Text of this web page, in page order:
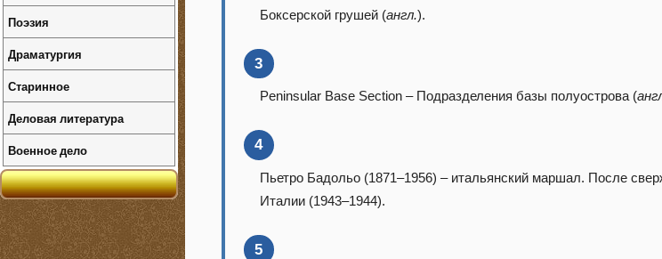
Боксерской грушей (англ.).
3
Peninsular Base Section – Подразделения базы полуострова (
4
Пьетро Бадольо (1871–1956) – итальянский маршал. После
Италии (1943–1944).
5
Поэзия
Драматургия
Старинное
Деловая литература
Военное дело